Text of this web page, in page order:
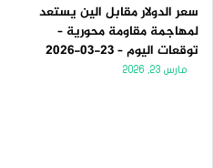
سعر الدولار مقابل الين يستعد
لمهاجمة مقاومة محورية –
توقعات اليوم – 23-03-2026
مارس 23, 2026